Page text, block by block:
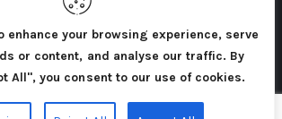
enhance your browsing experience, serve
or content, and analyse our traffic. By
All", you consent to our use of cookies.
INVIA